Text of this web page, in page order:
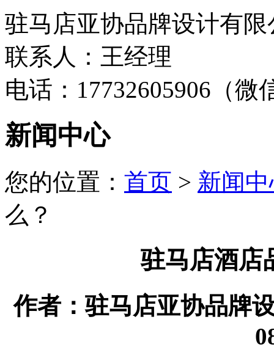
驻马店亚协品牌设计有限
联系人：王经理
电话：17732605906（微
新闻中心
您的位置： 首页 > 新闻
么？
驻马店酒店
作者：驻马店亚协品牌